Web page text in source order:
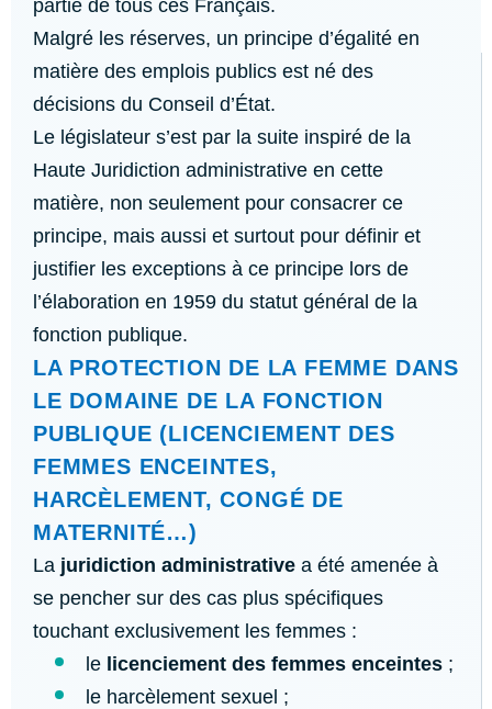
partie de tous ces Français.
Malgré les réserves, un principe d’égalité en
matière des emplois publics est né des
décisions du Conseil d’État.
Le législateur s’est par la suite inspiré de la
Haute Juridiction administrative en cette
matière, non seulement pour consacrer ce
principe, mais aussi et surtout pour définir et
justifier les exceptions à ce principe lors de
l’élaboration en 1959 du statut général de la
fonction publique.
LA PROTECTION DE LA FEMME DANS
LE DOMAINE DE LA FONCTION
PUBLIQUE (LICENCIEMENT DES
FEMMES ENCEINTES,
HARCÈLEMENT, CONGÉ DE
MATERNITÉ…)
La juridiction administrative a été amenée à
se pencher sur des cas plus spécifiques
touchant exclusivement les femmes :
le licenciement des femmes enceintes ;
le harcèlement sexuel ;